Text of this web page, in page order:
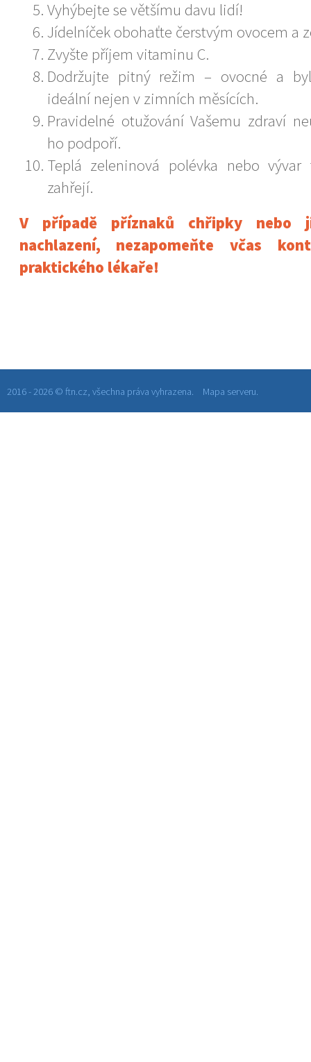
Vyhýbejte se většímu davu lidí!
Jídelníček obohaťte čerstvým ovocem a
Zvyšte příjem vitaminu C.
Dodržujte pitný režim – ovocné a
ideální nejen v zimních měsících.
Pravidelné otužování Vašemu zdraví
ho podpoří.
Teplá zeleninová polévka nebo
zahřejí.
V případě příznaků chřipky nebo
nachlazení, nezapomeňte včas
praktického lékaře!
2016 - 2026 © ftn.cz, všechna práva vyhrazena. Mapa serveru.